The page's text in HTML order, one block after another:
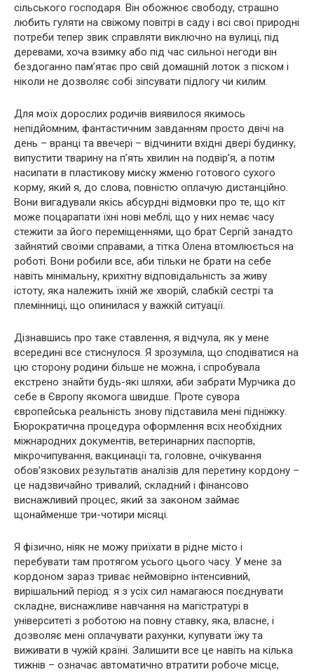
сільського господаря. Він обожнює свободу, страшно
любить гуляти на свіжому повітрі в саду і всі свої природні
потреби тепер звик справляти виключно на вулиці, під
деревами, хоча взимку або під час сильної негоди він
бездоганно пам’ятає про свій домашній лоток з піском і
ніколи не дозволяє собі зіпсувати підлогу чи килим.
Для моїх дорослих родичів виявилося якимось
непідйомним, фантастичним завданням просто двічі на
день – вранці та ввечері – відчинити вхідні двері будинку,
випустити тварину на п’ять хвилин на подвір’я, а потім
насипати в пластикову миску жменю готового сухого
корму, який я, до слова, повністю оплачую дистанційно.
Вони вигадували якісь абсурдні відмовки про те, що кіт
може поцарапати їхні нові меблі, що у них немає часу
стежити за його переміщеннями, що брат Сергій занадто
зайнятий своїми справами, а тітка Олена втомлюється на
роботі. Вони робили все, аби тільки не брати на себе
навіть мінімальну, крихітну відповідальність за живу
істоту, яка належить їхній же хворій, слабкій сестрі та
племінниці, що опинилася у важкій ситуації.
Дізнавшись про таке ставлення, я відчула, як у мене
всередині все стиснулося. Я зрозуміла, що сподіватися на
цю сторону родини більше не можна, і спробувала
екстрено знайти будь-які шляхи, аби забрати Мурчика до
себе в Європу якомога швидше. Проте сувора
європейська реальність знову підставила мені підніжку.
Бюрократична процедура оформлення всіх необхідних
міжнародних документів, ветеринарних паспортів,
мікрочипування, вакцинації та, головне, очікування
обов’язкових результатів аналізів для перетину кордону –
це надзвичайно тривалий, складний і фінансово
виснажливий процес, який за законом займає
щонайменше три-чотири місяці.
Я фізично, ніяк не можу приїхати в рідне місто і
перебувати там протягом усього цього часу. У мене за
кордоном зараз триває неймовірно інтенсивний,
вирішальний період: я з усіх сил намагаюся поєднувати
складне, виснажливе навчання на магістратурі в
університеті з роботою на повну ставку, яка, власне, і
дозволяє мені оплачувати рахунки, купувати їжу та
виживати в чужій країні. Залишити все це навіть на кілька
тижнів – означає автоматично втратити робоче місце,